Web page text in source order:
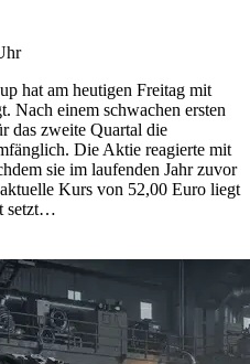
hat am heutigen Freitag mit
Nach einem schwachen ersten
das zweite Quartal die
Die Aktie reagierte mit
sie im laufenden Jahr zuvor
Kurs von 52,00 Euro liegt
setzt…